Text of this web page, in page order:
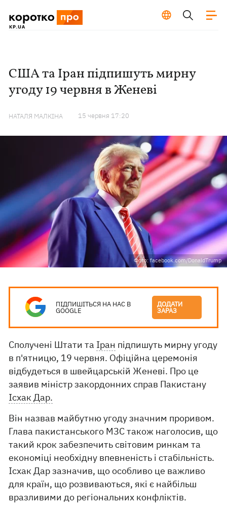
США та Іран підпишуть мирну
угоду 19 червня в Женеві
НАТАЛЯ МАЛКІНА 15 червня 17:20
Фото: facebook.com/DonaldTrump
ПІДПИШІТЬСЯ НА НАС В
GOOGLE
ДОДАТИ
ЗАРАЗ
Сполучені Штати та Іран підпишуть мирну угоду
в п'ятницю, 19 червня. Офіційна церемонія
відбудеться в швейцарській Женеві. Про це
заявив міністр закордонних справ Пакистану
Ісхак Дар.
Він назвав майбутню угоду значним проривом.
Глава пакистанського МЗС також наголосив, що
такий крок забезпечить світовим ринкам та
економіці необхідну впевненість і стабільність.
Ісхак Дар зазначив, що особливо це важливо
для країн, що розвиваються, які є найбільш
вразливими до регіональних конфліктів.